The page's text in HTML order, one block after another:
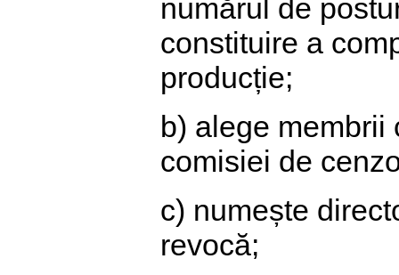
numărul de
constituire a
producție;
b) alege membrii
comisiei de
c) numește
revocă;